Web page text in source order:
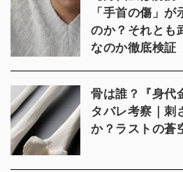
「手首の傷」
のか？それとも
なのか徹底検証
骨は誰？『身代
タバレ考察｜刺
か？ラストの蒼